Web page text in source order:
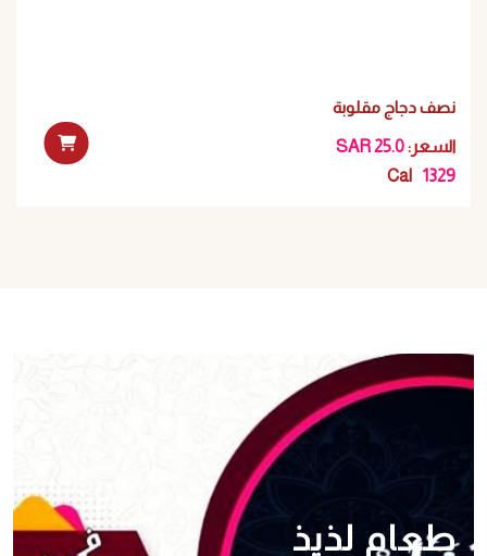
نصف دجاج مقلوبة
SAR 25.0 :السعر
Cal
1329
طعام لذيذ